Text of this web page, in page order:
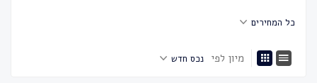
כל המחירים
מיון לפי נכס חדש